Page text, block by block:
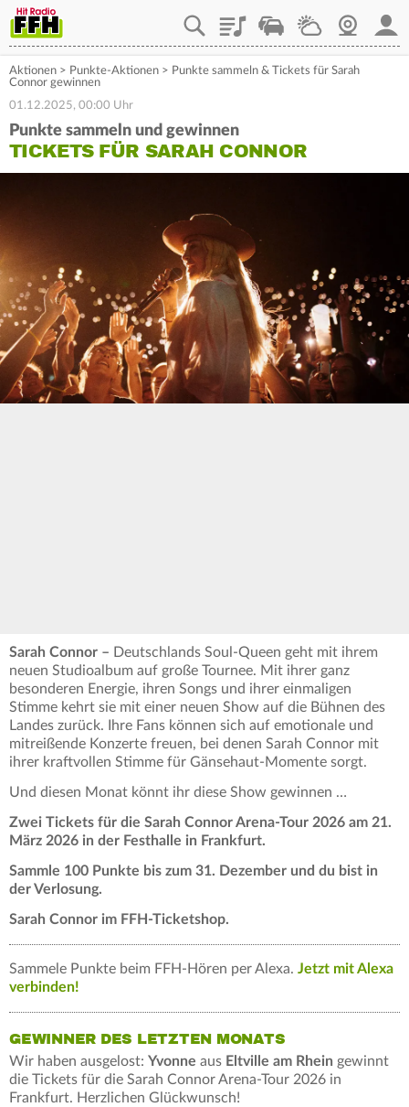
PlaylistStaupilotWetterWebcam
Aktionen > Punkte-Aktionen > Punkte sammeln & Tickets für Sarah
Connor gewinnen
01.12.2025, 00:00 Uhr
Punkte sammeln und gewinnen
TICKETS FÜR SARAH CONNOR
Sarah Connor – Deutschlands Soul-Queen geht mit ihrem
neuen Studioalbum auf große Tournee. Mit ihrer ganz
besonderen Energie, ihren Songs und ihrer einmaligen
Stimme kehrt sie mit einer neuen Show auf die Bühnen des
Landes zurück. Ihre Fans können sich auf emotionale und
mitreißende Konzerte freuen, bei denen Sarah Connor mit
ihrer kraftvollen Stimme für Gänsehaut-Momente sorgt.
Und diesen Monat könnt ihr diese Show gewinnen …
Zwei Tickets für die Sarah Connor Arena-Tour 2026 am 21.
März 2026 in der Festhalle in Frankfurt.
Sammle 100 Punkte bis zum 31. Dezember und du bist in
der Verlosung.
Sarah Connor im FFH-Ticketshop.
Sammele Punkte beim FFH-Hören per Alexa. Jetzt mit Alexa
verbinden!
GEWINNER DES LETZTEN MONATS
Wir haben ausgelost: Yvonne aus Eltville am Rhein gewinnt
die Tickets für die Sarah Connor Arena-Tour 2026 in
Frankfurt. Herzlichen Glückwunsch!